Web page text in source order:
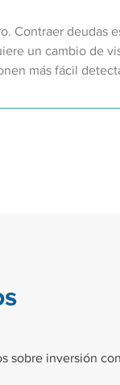
Contraer deudas
un cambio de
más fácil
sobre inversión